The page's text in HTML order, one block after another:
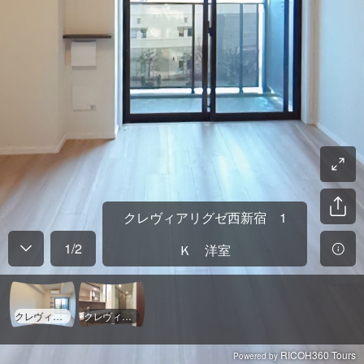
1/2
クレヴィアリグゼ西新宿 1
Ｋ 洋室
クレヴィアリグゼ西新宿 1Ｋ 洋室 クレヴィアリグゼ西新宿 1Ｋ バスルーム周り
Powered byRICOH360 Tours